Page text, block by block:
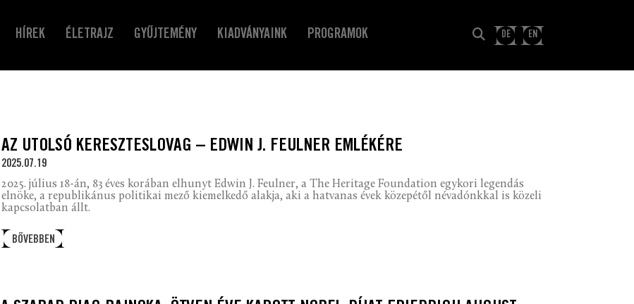
HÍREK ÉLETRAJZ GYŰJTEMÉNY KIADVÁNYAINK PROGRAMOK DE EN
AZ UTOLSÓ KERESZTESLOVAG – EDWIN J. FEULNER EMLÉKÉRE
2025.07.19
2025. július 18-án, 83 éves korában elhunyt Edwin J. Feulner, a The Heritage Foundation egykori legendás
elnöke, a republikánus politikai mező kiemelkedő alakja, aki a hatvanas évek közepétől névadónkkal is közeli
kapcsolatban állt.
BŐVEBBEN